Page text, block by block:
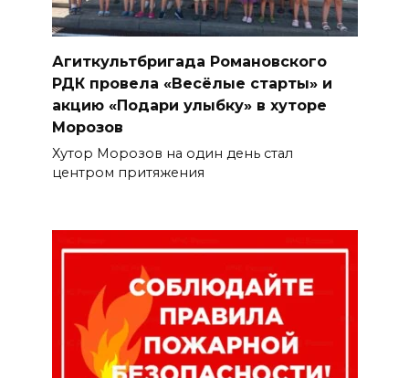
Агиткультбригада Романовского
РДК провела «Весёлые старты» и
акцию «Подари улыбку» в хуторе
Морозов
Хутор Морозов на один день стал
центром притяжения